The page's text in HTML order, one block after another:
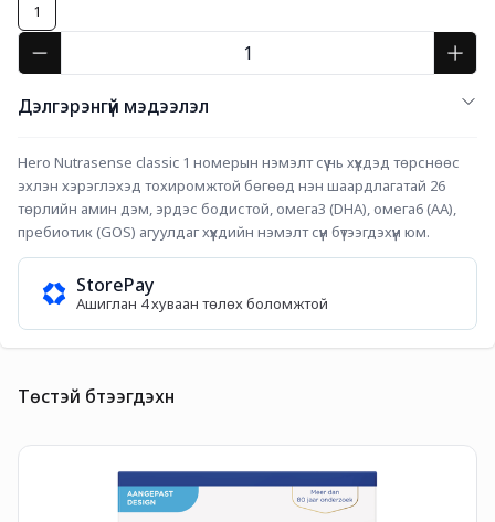
1
Дэлгэрэнгүй мэдээлэл
Hero Nutrasense classic 1 номерын нэмэлт сүү нь хүүхдэд төрснөөс
эхлэн хэрэглэхэд тохиромжтой бөгөөд нэн шаардлагатай 26
төрлийн амин дэм, эрдэс бодистой, омега3 (DHA), омега6 (AA),
пребиотик (GOS) агуулдаг хүүхдийн нэмэлт сүүн бүтээгдэхүүн юм.
StorePay
Ашиглан 4 хуваан төлөх боломжтой
Төстэй бүтээгдэхүүн